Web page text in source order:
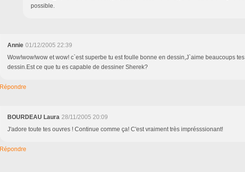
possible.
Annie 01/12/2005 22:39
Wow!wow!wow et wow! c`est superbe tu est foulle bonne en dessin,J`aime beaucoups tes
dessin.Est ce que tu es capable de dessiner Sherek?
Répondre
BOURDEAU Laura 28/11/2005 20:09
J'adore toute tes ouvres ! Continue comme ça! C'est vraiment très imprésssionant!
Répondre